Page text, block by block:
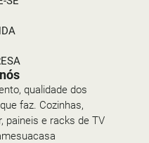
qualidade dos
faz. Cozinhas,
paineis e racks de TV